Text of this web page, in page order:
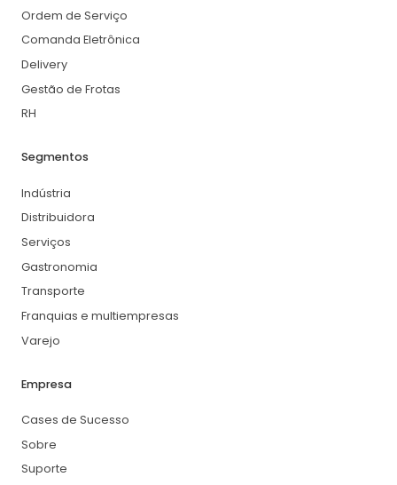
Ordem de Serviço
Comanda Eletrônica
Delivery
Gestão de Frotas
RH
Segmentos
Indústria
Distribuidora
Serviços
Gastronomia
Transporte
Franquias e multiempresas
Varejo
Empresa
Cases de Sucesso
Sobre
Suporte